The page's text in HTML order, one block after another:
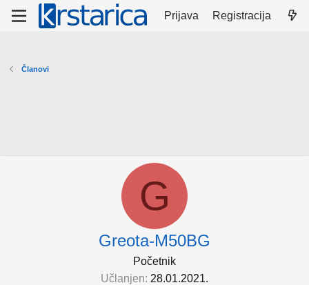
Prijava Registracija
Članovi
G
Greota-M50BG
Početnik
Učlanjen 28.01.2021.